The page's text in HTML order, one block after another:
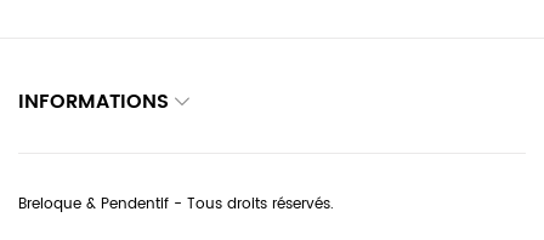
INFORMATIONS
Breloque & Pendentif - Tous droits réservés.